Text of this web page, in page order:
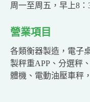
周一至周五，早上8：
營業項目
各類衡器製造，電子
製秤重APP、分選秤
體機、電動油壓車秤